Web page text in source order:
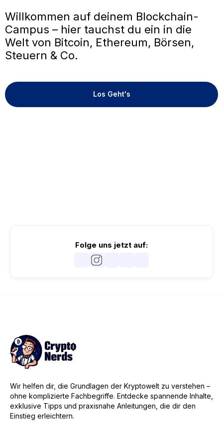
Willkommen auf deinem Blockchain-
Campus – hier tauchst du ein in die
Welt von Bitcoin, Ethereum, Börsen,
Steuern & Co.
Los Geht's
Folge uns jetzt auf:
Wir helfen dir, die Grundlagen der Kryptowelt zu verstehen –
ohne komplizierte Fachbegriffe. Entdecke spannende Inhalte,
exklusive Tipps und praxisnahe Anleitungen, die dir den
Einstieg erleichtern.